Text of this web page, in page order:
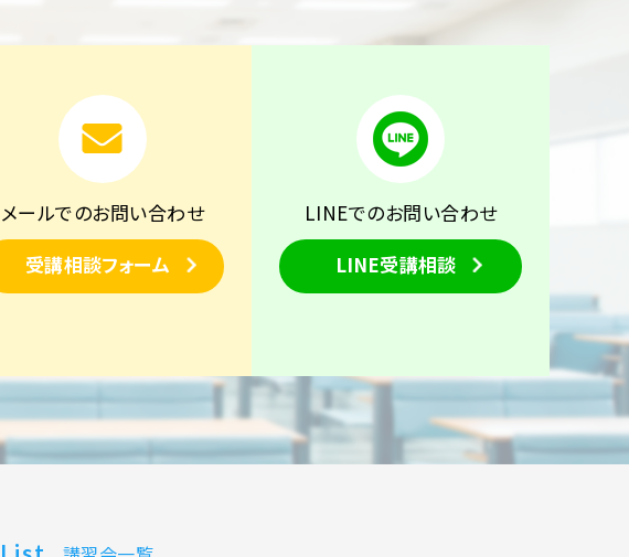
メールでのお問い合わせ
受講相談フォーム
LINEでのお問い合わせ
LINE受講相談